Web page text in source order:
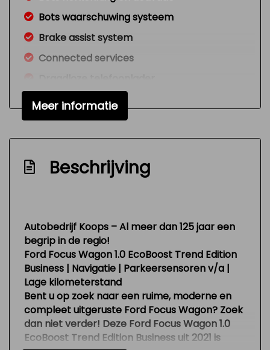
Bots waarschuwing systeem
Brake assist system
Connected services
Elektronisch stabiliteits programma
Elektronische remkrachtverdeling
Hoofd airbag(s) achter
Hoofd airbag(s) voor
Passagiersairbag
Zij airbag(s) voor
Exterieur
Achterruitwisser
Buitenspiegels elektrisch inklapbaar
Buitenspiegels elektrisch verstel- en
verwarmbaar
Meer informatie
Beschrijving
Autobedrijf Koops – Al meer dan 125 jaar een
begrip in de regio!
Ford Focus Wagon 1.0 EcoBoost Trend Edition
Business | Navigatie | Parkeersensoren v/a |
Lage kilometerstand
Bent u op zoek naar een ruime, moderne en
compleet uitgeruste Ford Focus Wagon? Zoek
dan niet verder! Deze Ford Focus Wagon 1.0
EcoBoost Trend Edition Business uit 2021 is